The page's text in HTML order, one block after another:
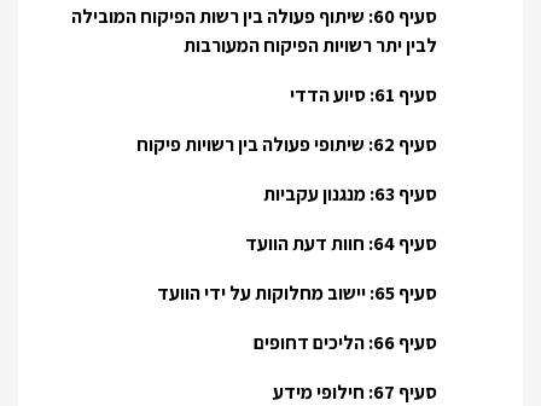
סעיף 60: שיתוף פעולה בין רשות הפיקוח המובילה
לבין יתר רשויות הפיקוח המעורבות
סעיף 61: סיוע הדדי
סעיף 62: שיתופי פעולה בין רשויות פיקוח
סעיף 63: מנגנון עקביות
סעיף 64: חוות דעת הוועד
סעיף 65: יישוב מחלוקות על ידי הוועד
סעיף 66: הליכים דחופים
סעיף 67: חילופי מידע